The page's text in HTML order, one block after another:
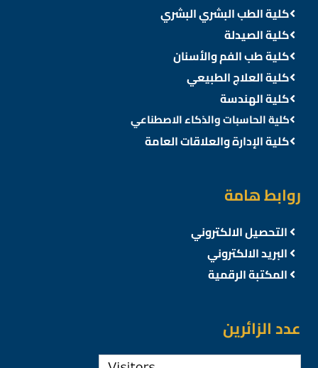
كلية الطب البشري البشري
كلية الصيدلة
كلية طب الفم والأسنان
كلية العلاج الطبيعي
كلية الهندسة
كلية الحاسبات والذكاء الاصطناعي
كلية الإدارة والعلاقات العامة
روابط هامة
التحصيل الالكتروني
البريد الالكتروني
المكتبة الرقمية
عدد الزائرين